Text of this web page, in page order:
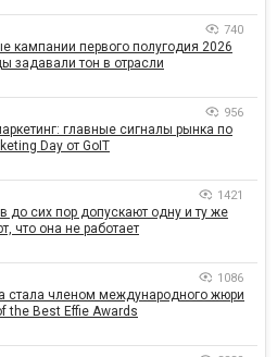
740
кампании первого полугодия 2026
задавали тон в отрасли
956
главные сигналы рынка по
Day от GoIT
1421
до сих пор допускают одну и ту же
что она не работает
1086
стала членом международного жюри
the Best Effie Awards